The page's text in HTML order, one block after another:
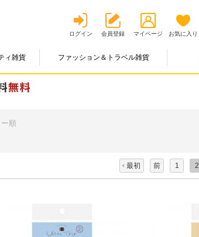
ログイン 会員登録 マイページ お気に入り
ィ雑貨 ファッション＆トラベル雑貨
ー順
最初 前 1 2